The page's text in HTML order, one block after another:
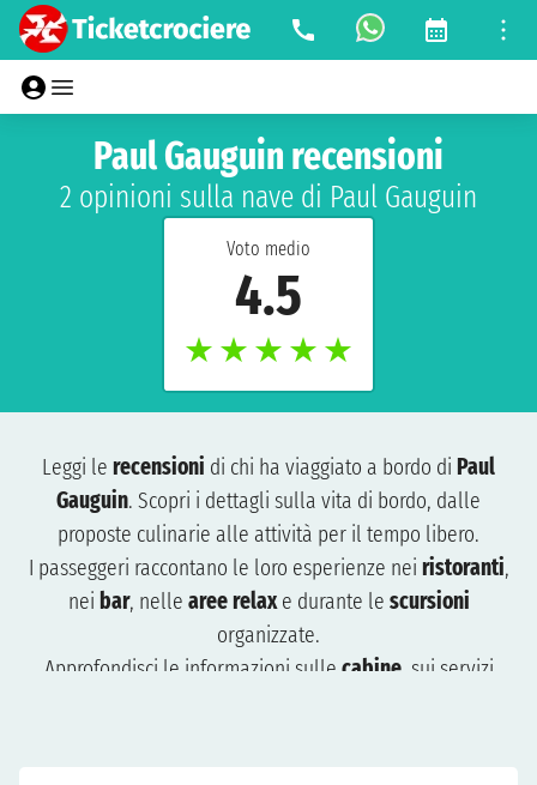
Voto medio
4.5
★ ★ ★ ★ ★
Paul Gauguin recensioni
2 opinioni sulla nave di Paul Gauguin
Leggi le recensioni di chi ha viaggiato a bordo di Paul
Gauguin. Scopri i dettagli sulla vita di bordo, dalle
proposte culinarie alle attività per il tempo libero.
I passeggeri raccontano le loro esperienze nei ristoranti,
nei bar, nelle aree relaxe durante le scursioni
organizzate.
Approfondisci le informazioni sulle cabine, sui servizi